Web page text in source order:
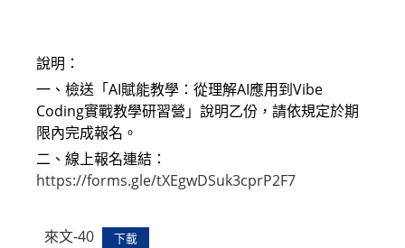
說明：
一、檢送「AI賦能教學：從理解AI應用到Vibe
Coding實戰教學研習營」說明乙份，請依規定於期
限內完成報名。
二、線上報名連結：
https://forms.gle/tXEgwDSuk3cprP2F7
來文-40 下載